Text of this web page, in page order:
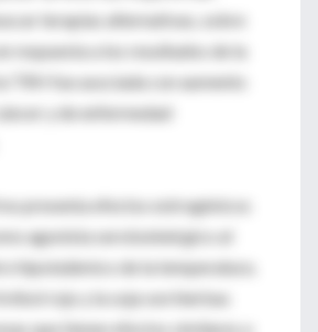
terapias alternativas, sobre
respuesta a los resultados de la
TRH fue asociada con aumento
y de enfermedad
no presenta efectos estrogénicos
agonista serotoninérgico al
hipotalámico de la temperatura.
rojo y la soja son hierbas